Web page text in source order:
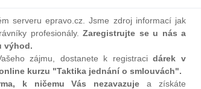
2015 SB.
voleb do zastupitelstva obce
34 / 2015
serveru epravo.cz. Jsme zdroj informací jak
profesionály.Zaregistrujte se u nás a
výhod.
zájmu, dostanete k registracidárek v
kurzu "Taktika jednání o smlouvách".
k ničemu Vás nezavazuje a získáte